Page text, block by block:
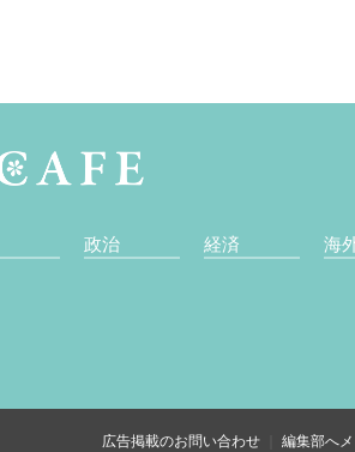
政治 経済 海
広告掲載のお問い合わせ
編集部へ